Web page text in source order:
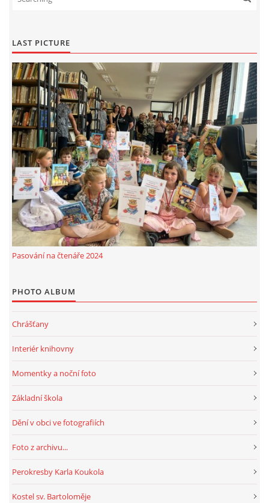
LAST PICTURE
Pasování na čtenáře 2024
PHOTO ALBUM
Chrášťany
Interiér knihovny
Momentky a noční foto
Základní škola
Dění v obci ve fotografiích
Foto z archivu...
Perokresby Karla Koukola
Kostel sv. Bartoloměje